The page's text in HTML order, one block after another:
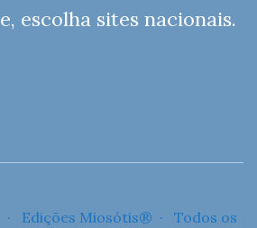
escolha sites nacionais.
Edições Miosótis® · Todos os